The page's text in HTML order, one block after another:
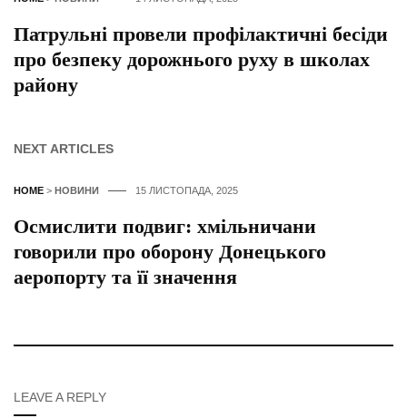
Патрульні провели профілактичні бесіди
про безпеку дорожнього руху в школах
району
NEXT ARTICLES
HOME > НОВИНИ 15 ЛИСТОПАДА, 2025
Осмислити подвиг: хмільничани
говорили про оборону Донецького
аеропорту та її значення
LEAVE A REPLY